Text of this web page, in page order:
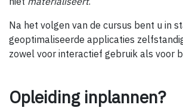
Na het volgen van de cursus bent u in
geoptimaliseerde applicaties
zowel voor interactief gebruik als voor
Opleiding inplannen?